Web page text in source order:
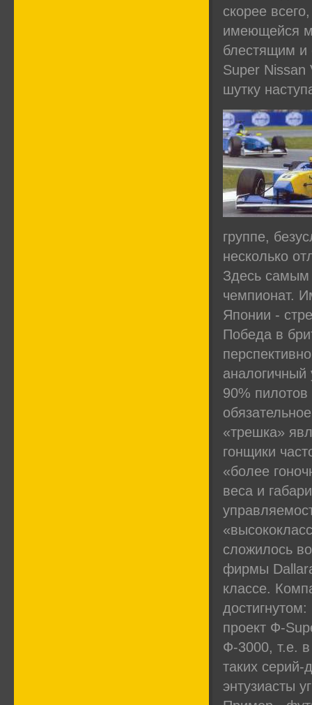
скорее
имеющейся
блестящим и
Super Nissan
шутку
группе,
несколько
Здесь самым
чемпионат.
Японии -
Победа в
90%
«трешка»
гонщики
«более
веса и
сложилось
фирмы
классе.
проект Ф-
Ф-3000, т.е.
таких серий-
энтузиасты